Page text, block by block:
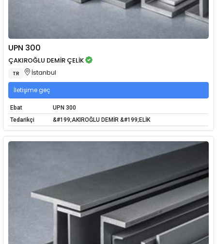
UPN 300
ÇAKIROĞLU DEMİR ÇELİK
TR İstanbul
İletişime geç
Ebat
UPN 300
Tedarikçi
&#199;AKIROĞLU DEMİR &#199;ELİK